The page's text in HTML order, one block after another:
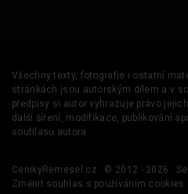
Všechny texty, fotografie i ostatní
stránkách jsou autorským dílem a v
předpisy si autor vyhrazuje právo
další šíření, modifikace, publikování
souhlasu autora.
CenikyRemesel.cz © 2012 - 2026
Změnit souhlas s používáním cookies